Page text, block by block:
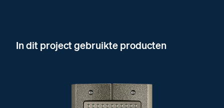
In dit project gebruikte producten